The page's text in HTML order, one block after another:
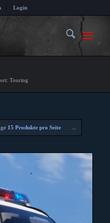
Login
Touring
15 Produkte pro Seite